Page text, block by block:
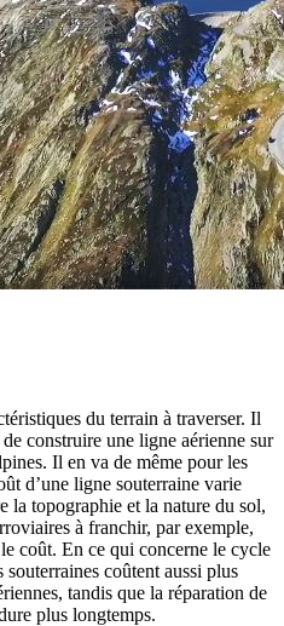
du terrain à traverser. Il
construire une ligne aérienne sur
Il en va de même pour les
d’une ligne souterraine varie
la topographie et la nature du sol,
à franchir, par exemple,
coût. En ce qui concerne le cycle
coûtent aussi plus
tandis que la réparation de
plus longtemps.